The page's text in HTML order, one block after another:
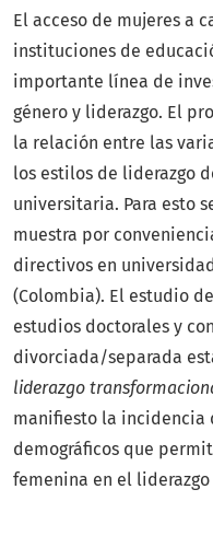
El acceso de mujeres a
instituciones de
importante línea de
género y liderazgo. El
la relación entre las
los estilos de liderazgo
universitaria. Para esto
muestra por
directivos en
(Colombia). El estudio
estudios doctorales y
divorciada/separada
liderazgo
manifiesto la incidencia
demográficos que
femenina en el